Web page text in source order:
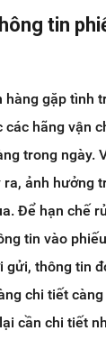
tin
hàng gặp tình
hãng vận
trong ngày.
ảnh hưởng
Để hạn chế
tin vào
thông tin
chi tiết
cần chi tiết